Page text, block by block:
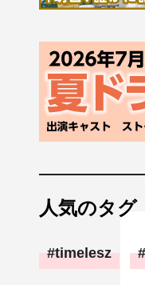
人気のタグ
timelesz